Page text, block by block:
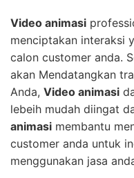
Video animasi
menciptakan interaksi
calon customer anda.
akan Mendatangkan
Anda, Video animasi
lebeih mudah diingat
animasi membantu
customer anda untuk
menggunakan jasa